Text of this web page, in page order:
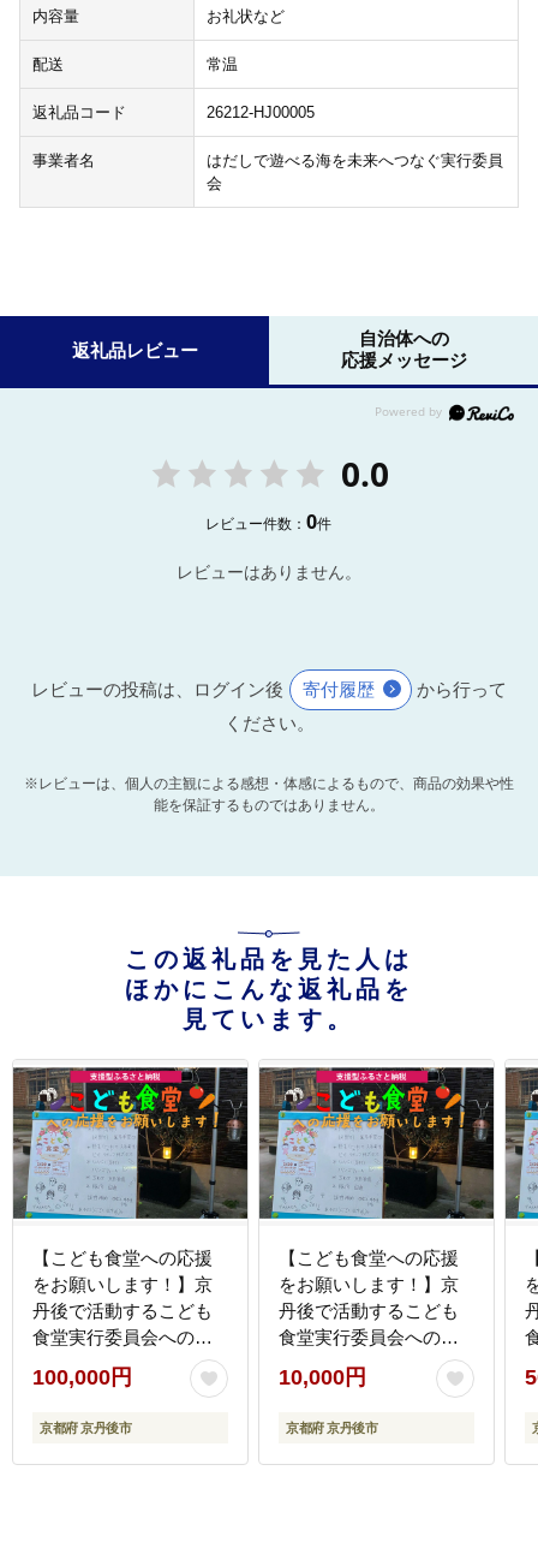
内容量 お礼状など
配送 常温
返礼品コード 26212-HJ00005
事業者名
はだしで遊べる海を未来へつなぐ実行委員
会
返礼品レビュー
自治体への
応援メッセージ
0.0
レビュー件数：0件
レビューはありません。
レビューの投稿は、ログイン後 寄付履歴
から行って
ください。
※レビューは、個人の主観による感想・体感によるもので、商品の効果や性
能を保証するものではありません。
この返礼品を見た人は
ほかにこんな返礼品を
見ています。
【こども食堂への応援
をお願いします！】京
丹後で活動するこども
食堂実行委員会への活
動支援 1口 100,000円
【返礼品なし】
II00004
100,000円
京都府 京丹後市
【こども食堂への応援
をお願いします！】京
丹後で活動するこども
食堂実行委員会への活
動支援 1口 10,000円
【返礼品なし】
II00002
10,000円
京都府 京丹後市